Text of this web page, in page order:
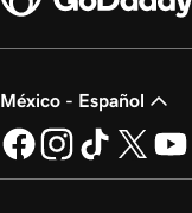
México - Español